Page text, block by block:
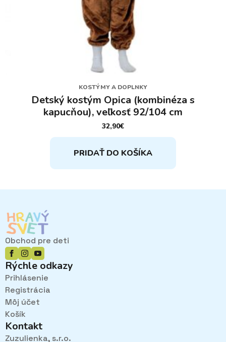
KOSTÝMY A DOPLNKY
Detský kostým Opica (kombinéza s
kapucňou), veľkosť 92/104 cm
32,90€
PRIDAŤ DO KOŠÍKA
Obchod pre deti
Rýchle odkazy
Prihlásenie
Registrácia
Môj účet
Košík
Kontakt
Zuzulienka, s.r.o.